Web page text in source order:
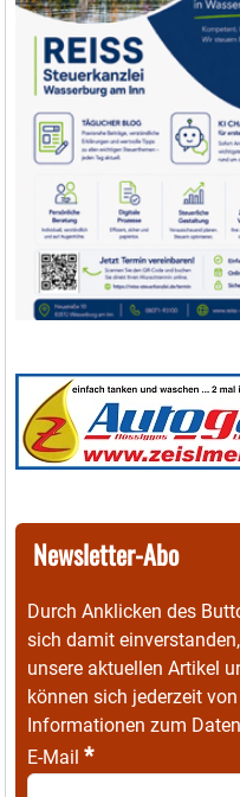
Newsletter-Abo
Durch Anklicken des
sich damit
unsere aktuellen Artikel
können sich jederzeit
Informationen zum
E-Mail *